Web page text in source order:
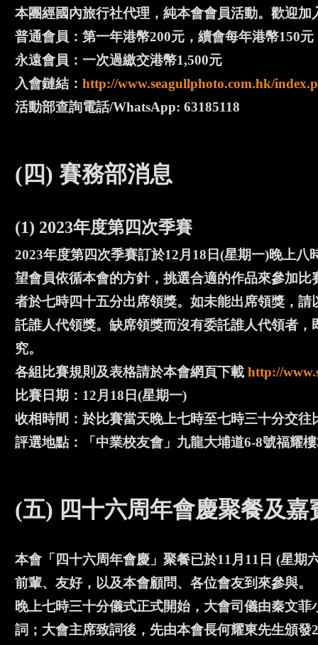
本團經國內旅行社代理，純本會會員活動。歡迎加
普通會員：第一年港幣200元，續會每年港幣150元
永遠會員：一次過繳交港幣1,500元
入會鏈結： http://www.seagullphoto.com.hk/
活動部查詢電話/WhatsApp: 63185118
(四) 賽務部消息
(1) 2023年度第四次季賽
2023年度第四次季賽訂於12月18日(星期一)晚上
望會員依循本會的方針，挑選合適的作品來參加
者於七時四十五分出席領獎。如未能出席領獎，請
託誰人代領獎。缺席領獎而沒有委託誰人代領者
究。
各組比賽規則及表格請於本會網頁下載 http://
比賽日期：12月18日(星期一)
收相時間：於比賽當天晚上七時至七時三十分交往
評選地點：「中業校友會」九龍大埔道6-8號福耀
(五) 四十六周年會慶聚餐及嘉
本會「四十六周年會慶」聚餐已於11月11日 (星期
前輩、友好，以及本會顧問、各位會友到來參與。
晚上七時三十分儀式正式開始，大會司儀由秦文
詞；大會主席致詞後，先由本會長何耀東先生頒